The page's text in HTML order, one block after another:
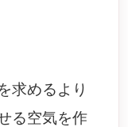
求めるより
る空気を作